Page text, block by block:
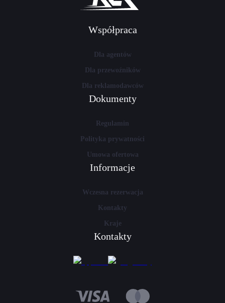
Współpraca
Dla agentów
Dla przewoźników
Dla reklamodawców
Dokumenty
Regulamin
Polityka prywatności
Umowa ofertowa
Informacje
Wczesna rezerwacja
Kontakty
Kraje
Kontakty